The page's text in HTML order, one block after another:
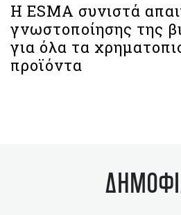
Η ESMA συνιστά
γνωστοποίησης της
για όλα τα
προϊόντα